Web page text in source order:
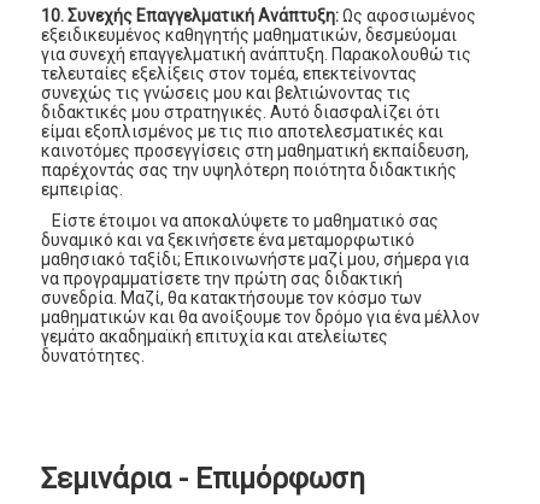
10. Συνεχής Επαγγελματική Ανάπτυξη:Ως αφοσιωμένος
εξειδικευμένος καθηγητής μαθηματικών, δεσμεύομαι
για συνεχή επαγγελματική ανάπτυξη. Παρακολουθώ τις
τελευταίες εξελίξεις στον τομέα, επεκτείνοντας
συνεχώς τις γνώσεις μου και βελτιώνοντας τις
διδακτικές μου στρατηγικές. Αυτό διασφαλίζει ότι
είμαι εξοπλισμένος με τις πιο αποτελεσματικές και
καινοτόμες προσεγγίσεις στη μαθηματική εκπαίδευση,
παρέχοντάς σας την υψηλότερη ποιότητα διδακτικής
εμπειρίας.
Είστε έτοιμοι να αποκαλύψετε το μαθηματικό σας
δυναμικό και να ξεκινήσετε ένα μεταμορφωτικό
μαθησιακό ταξίδι; Επικοινωνήστε μαζί μου, σήμερα για
να προγραμματίσετε την πρώτη σας διδακτική
συνεδρία. Μαζί, θα κατακτήσουμε τον κόσμο των
μαθηματικών και θα ανοίξουμε τον δρόμο για ένα μέλλον
γεμάτο ακαδημαϊκή επιτυχία και ατελείωτες
δυνατότητες.
Σεμινάρια - Επιμόρφωση